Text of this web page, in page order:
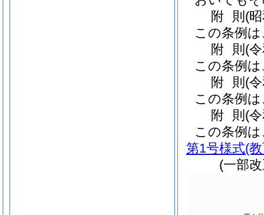
附 則 (
この条例
附 則 (
この条例
附 則 (
この条例
附 則 (
この条例
第1号様式(
(一部